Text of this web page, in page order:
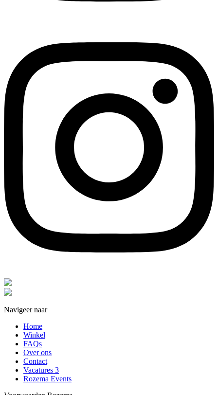
Navigeer naar
Home
Winkel
FAQs
Over ons
Contact
Vacatures 3
Rozema Events